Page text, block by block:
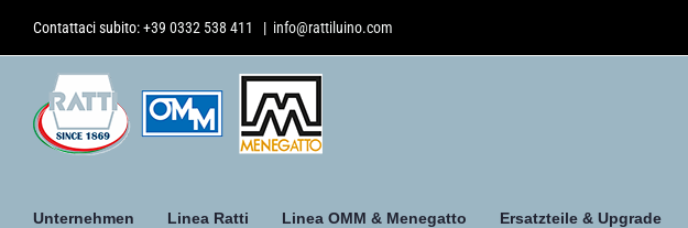
content
Contattaci subito:+39 0332 538 411 | info@rattiluino.com
Unternehmen Linea Ratti Linea OMM & Menegatto Ersatzteile & Upgrade